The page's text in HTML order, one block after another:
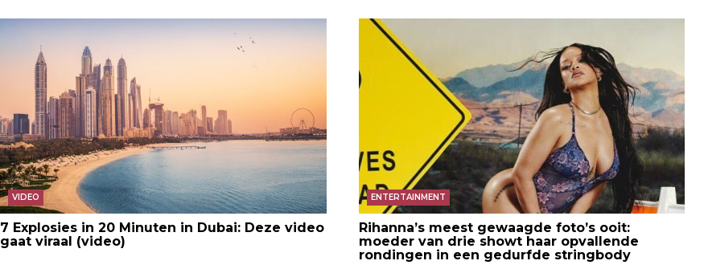
VIDEO
7 Explosies in 20 Minuten in Dubai: Deze video
gaat viraal (video)
ENTERTAINMENT
Rihanna’s meest gewaagde foto’s ooit:
moeder van drie showt haar opvallende
rondingen in een gedurfde stringbody